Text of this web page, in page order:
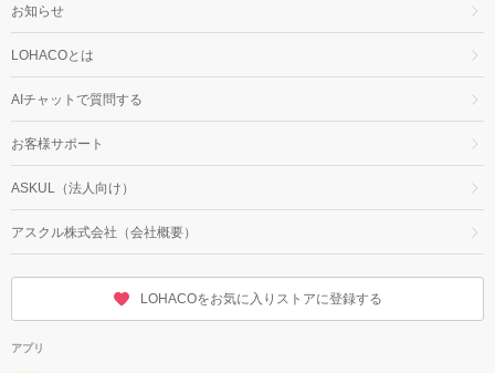
お知らせ
LOHACOとは
AIチャットで質問する
お客様サポート
ASKUL（法人向け）
アスクル株式会社（会社概要）
LOHACOをお気に入りストアに登録する
アプリ